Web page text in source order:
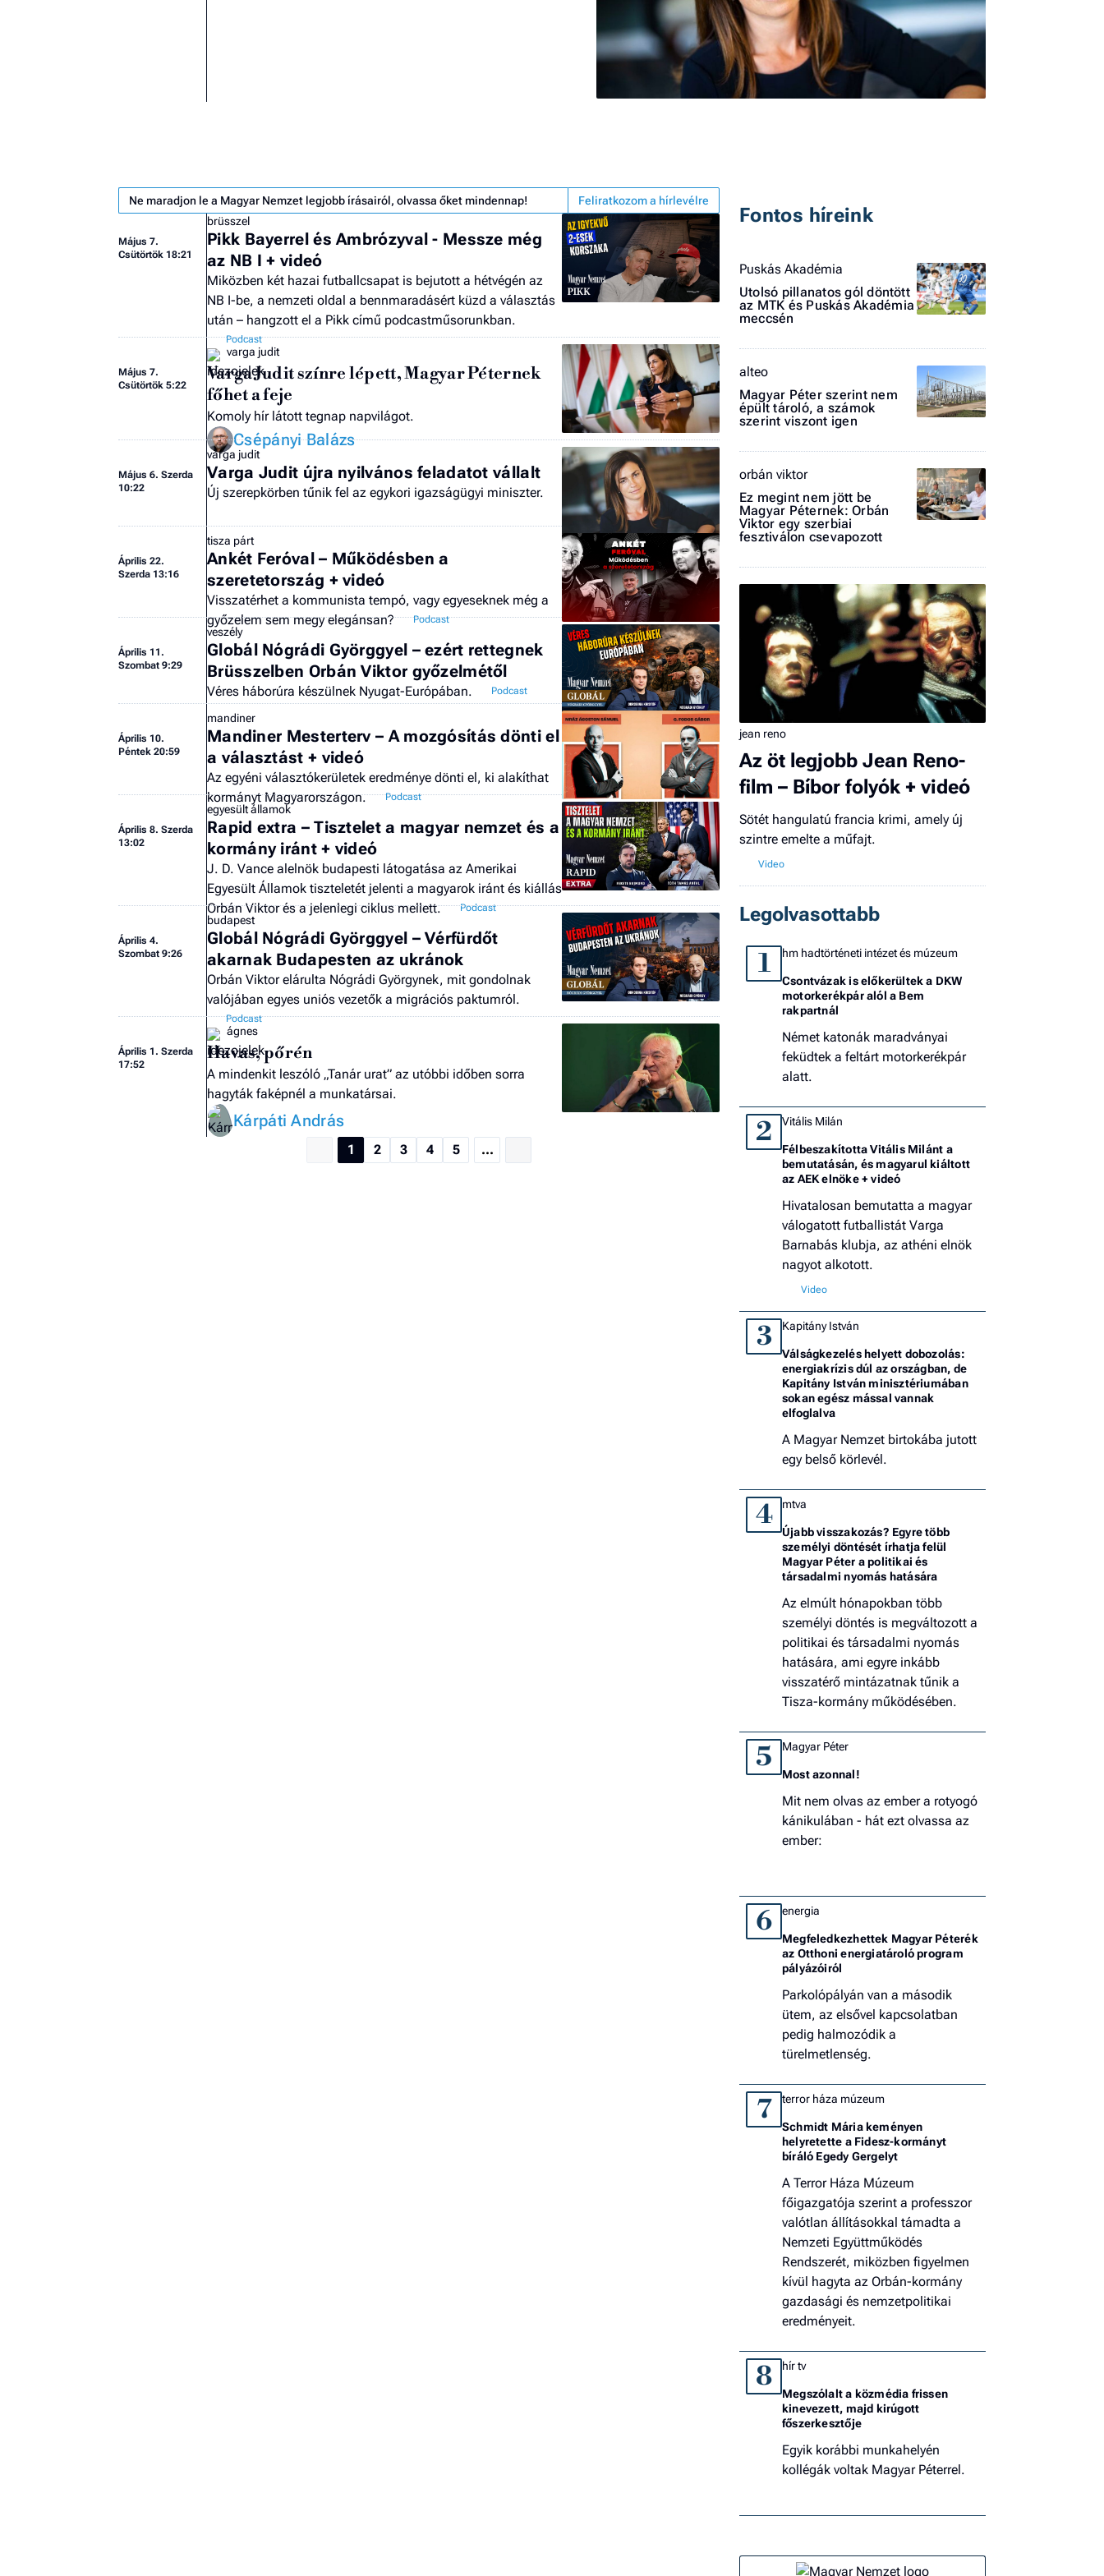
Ne maradjon le a Magyar Nemzet legjobb írásairól, olvassa őket mindennap! Feliratkozom a hírlevélre
Május 7.
Csütörtök 18:21
brüsszel
Pikk Bayerrel és Ambrózyval - Messze még
az NB I + videó
Miközben két hazai futballcsapat is bejutott a hétvégén az
NB I-be, a nemzeti oldal a bennmaradásért küzd a választás
után – hangzott el a Pikk című podcastműsorunkban.
Május 7.
Csütörtök 5:22
varga judit
Varga Judit színre lépett, Magyar Péternek
főhet a feje
Komoly hír látott tegnap napvilágot.
Csépányi Balázs
Május 6. Szerda
10:22
varga judit
Varga Judit újra nyilvános feladatot vállalt
Új szerepkörben tűnik fel az egykori igazságügyi miniszter.
Április 22.
Szerda 13:16
tisza párt
Ankét Feróval – Működésben a
szeretetország + videó
Visszatérhet a kommunista tempó, vagy egyeseknek még a
győzelem sem megy elegánsan?
Április 11.
Szombat 9:29
veszély
Globál Nógrádi Györggyel – ezért rettegnek
Brüsszelben Orbán Viktor győzelmétől
Véres háborúra készülnek Nyugat-Európában.
Április 10.
Péntek 20:59
mandiner
Mandiner Mesterterv – A mozgósítás dönti el
a választást + videó
Az egyéni választókerületek eredménye dönti el, ki alakíthat
kormányt Magyarországon.
Április 8. Szerda
13:02
egyesült államok
Rapid extra – Tisztelet a magyar nemzet és a
kormány iránt + videó
J. D. Vance alelnök budapesti látogatása az Amerikai
Egyesült Államok tiszteletét jelenti a magyarok iránt és kiállás
Orbán Viktor és a jelenlegi ciklus mellett.
Április 4.
Szombat 9:26
budapest
Globál Nógrádi Györggyel – Vérfürdőt
akarnak Budapesten az ukránok
Orbán Viktor elárulta Nógrádi Györgynek, mit gondolnak
valójában egyes uniós vezetők a migrációs paktumról.
Április 1. Szerda
17:52
ágnes
Havas, pőrén
A mindenkit leszóló „Tanár urat” az utóbbi időben sorra
hagyták faképnél a munkatársai.
Kárpáti András
1 2 3 4 5 ...
Fontos híreink
Puskás Akadémia
Utolsó pillanatos gól döntött
az MTK és Puskás Akadémia
meccsén
alteo
Magyar Péter szerint nem
épült tároló, a számok
szerint viszont igen
orbán viktor
Ez megint nem jött be
Magyar Péternek: Orbán
Viktor egy szerbiai
fesztiválon csevapozott
jean reno
Az öt legjobb Jean Reno-
film – Bíbor folyók + videó
Sötét hangulatú francia krimi, amely új
szintre emelte a műfajt.
Legolvasottabb
1 hm hadtörténeti intézet és múzeum
Csontvázak is előkerültek a DKW
motorkerékpár alól a Bem
rakpartnál
Német katonák maradványai
feküdtek a feltárt motorkerékpár
alatt.
2 Vitális Milán
Félbeszakította Vitális Milánt a
bemutatásán, és magyarul kiáltott
az AEK elnöke + videó
Hivatalosan bemutatta a magyar
válogatott futballistát Varga
Barnabás klubja, az athéni elnök
nagyot alkotott.
3 Kapitány István
Válságkezelés helyett dobozolás:
energiakrízis dúl az országban, de
Kapitány István minisztériumában
sokan egész mással vannak
elfoglalva
A Magyar Nemzet birtokába jutott
egy belső körlevél.
4 mtva
Újabb visszakozás? Egyre több
személyi döntését írhatja felül
Magyar Péter a politikai és
társadalmi nyomás hatására
Az elmúlt hónapokban több
személyi döntés is megváltozott a
politikai és társadalmi nyomás
hatására, ami egyre inkább
visszatérő mintázatnak tűnik a
Tisza-kormány működésében.
5 Magyar Péter
Most azonnal!
Mit nem olvas az ember a rotyogó
kánikulában - hát ezt olvassa az
ember:
6 energia
Megfeledkezhettek Magyar Péterék
az Otthoni energiatároló program
pályázóiról
Parkolópályán van a második
ütem, az elsővel kapcsolatban
pedig halmozódik a
türelmetlenség.
7 terror háza múzeum
Schmidt Mária keményen
helyretette a Fidesz-kormányt
bíráló Egedy Gergelyt
A Terror Háza Múzeum
főigazgatója szerint a professzor
valótlan állításokkal támadta a
Nemzeti Együttműködés
Rendszerét, miközben figyelmen
kívül hagyta az Orbán-kormány
gazdasági és nemzetpolitikai
eredményeit.
8 hír tv
Megszólalt a közmédia frissen
kinevezett, majd kirúgott
főszerkesztője
Egyik korábbi munkahelyén
kollégák voltak Magyar Péterrel.